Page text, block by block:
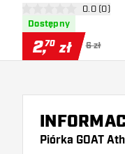
otwórz
0 gwiazdki oceny0.0 (0)
Dostępny
2,70 zł 6 zł
Piórka GOAT